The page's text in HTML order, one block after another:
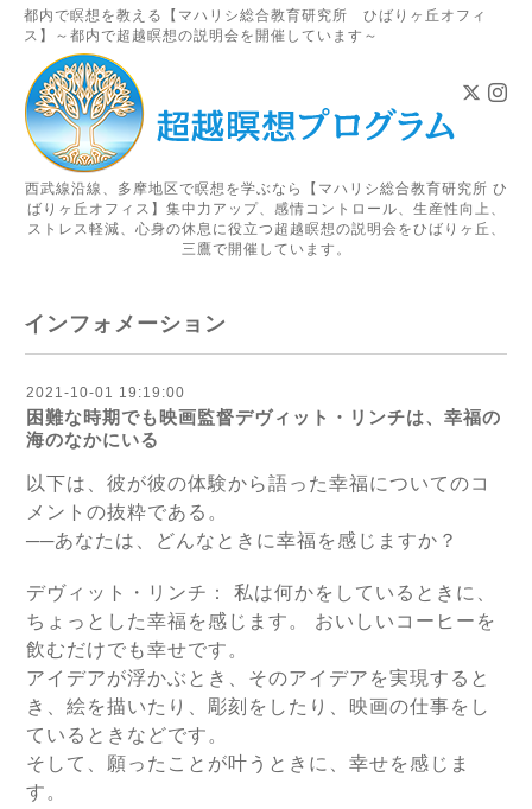
都内で瞑想を教える【マハリシ総合教育研究所 ひばりヶ丘オフィ
ス】～都内で超越瞑想の説明会を開催しています～
西武線沿線、多摩地区で瞑想を学ぶなら【マハリシ総合教育研究所 ひ
ばりヶ丘オフィス】集中力アップ、感情コントロール、生産性向上、
ストレス軽減、心身の休息に役立つ超越瞑想の説明会をひばりヶ丘、
三鷹で開催しています。
インフォメーション
2021-10-01 19:19:00
困難な時期でも映画監督デヴィット・リンチは、幸福の
海のなかにいる
以下は、彼が彼の体験から語った幸福についてのコ
メントの抜粋である。
──あなたは、どんなときに幸福を感じますか？
デヴィット・リンチ： 私は何かをしているときに、
ちょっとした幸福を感じます。 おいしいコーヒーを
飲むだけでも幸せです。
アイデアが浮かぶとき、そのアイデアを実現すると
き、絵を描いたり、彫刻をしたり、映画の仕事をし
ているときなどです。
そして、願ったことが叶うときに、幸せを感じま
す。